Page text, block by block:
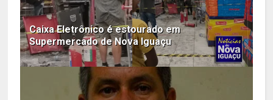
Caixa Eletrônico é estourado em
Supermercado de Nova Iguaçu